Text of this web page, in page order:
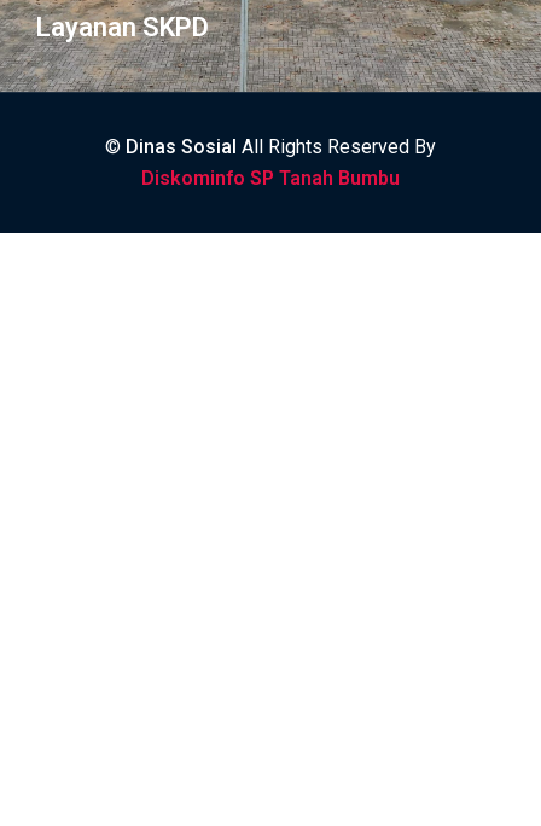
Layanan SKPD
© Dinas Sosial All Rights Reserved By
Diskominfo SP Tanah Bumbu